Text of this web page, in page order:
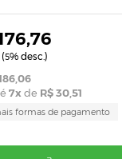
5% desc.)
7x de R$ 30,51
formas de pagamento